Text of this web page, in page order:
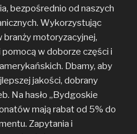
bezpośrednio od naszych
Wykorzystując
motoryzacyjnej,
w doborze części i
Dbamy, aby
jakości, dobrany
Na hasło ,,Bydgoskie
mają rabat od 5% do
Zapytania i